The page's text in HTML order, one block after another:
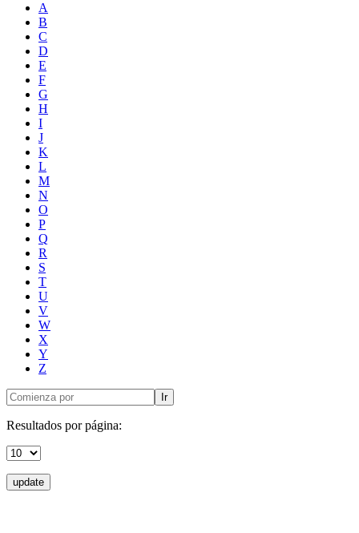
A
B
C
D
E
F
G
H
I
J
K
L
M
N
O
P
Q
R
S
T
U
V
W
X
Y
Z
Ir
Resultados por página:
update